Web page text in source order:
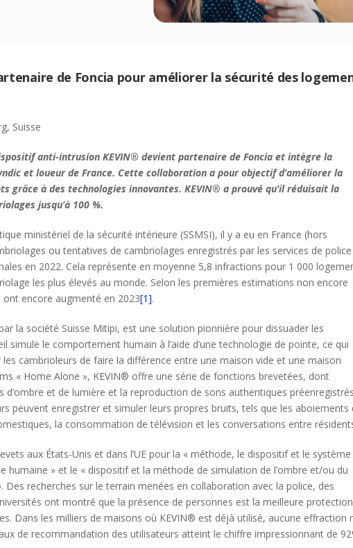
de Foncia pour améliorer la sécurité des
Suisse
anti-intrusion KEVIN® devient partenaire de Foncia et intègre la
et loueur de France. Cette collaboration a pour objectif d’améliorer la
grâce à des technologies innovantes. KEVIN® a prouvé qu’il réduisait la
jusqu’à 100 %.
ministériel de la sécurité intérieure (SSMSI), il y a eu en France (hors
ou tentatives de cambriolages enregistrés par les services de
en 2022. Cela représente en moyenne 5,8 infractions pour 1 000
les plus élevés au monde. Selon les premières estimations non encore
encore augmenté en 2023[1].
la société Suisse Mitipi, est une solution pionnière pour dissuader les
simule le comportement humain à l’aide d’une technologie de pointe, ce qui
cambrioleurs de faire la différence entre une maison vide et une maison
« Home Alone », KEVIN® offre une série de fonctions brevetées, dont
d’ombre et de lumière et la reproduction de sons authentiques
peuvent enregistrer et simuler leurs propres bruits, tels que les aboiements
la consommation de télévision et les conversations entre
aux États-Unis et dans l’UE pour la « méthode, le dispositif et le système
humaine » et le « dispositif et la méthode de simulation de l’ombre et/ou du
Des recherches sur le terrain menées en collaboration avec la police, des
ont montré que la présence de personnes est la meilleure protection
Dans les milliers de maisons où KEVIN® est déjà utilisé, aucune effraction
de recommandation des utilisateurs atteint le chiffre impressionnant de